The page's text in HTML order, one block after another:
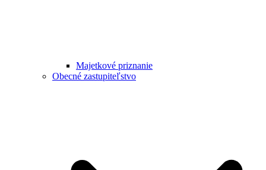
Majetkové priznanie
Obecné zastupiteľstvo